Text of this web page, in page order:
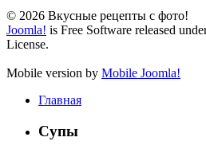
© 2026 Вкусные рецепты с фото!
Joomla! is Free Software released
License.
Mobile version by Mobile Joomla!
Главная
Супы